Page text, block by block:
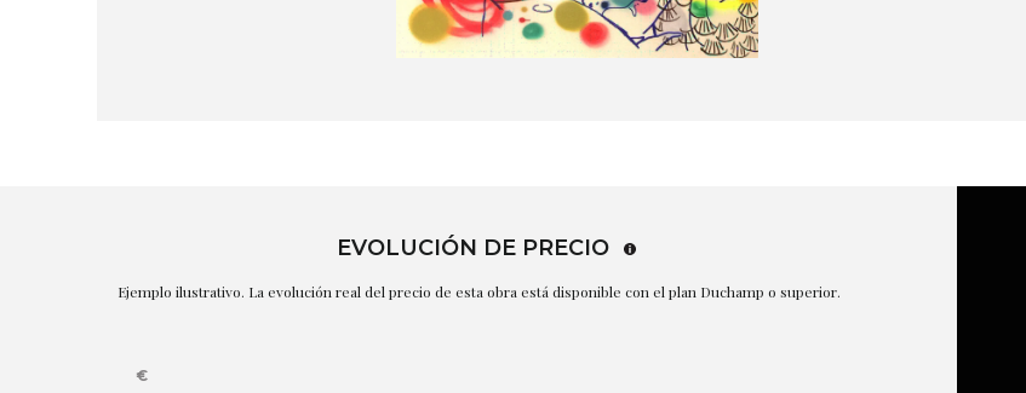
EVOLUCIÓN DE PRECIO
Ejemplo ilustrativo. La evolución real del precio de esta obra está disponible con el plan Duchamp o superior.